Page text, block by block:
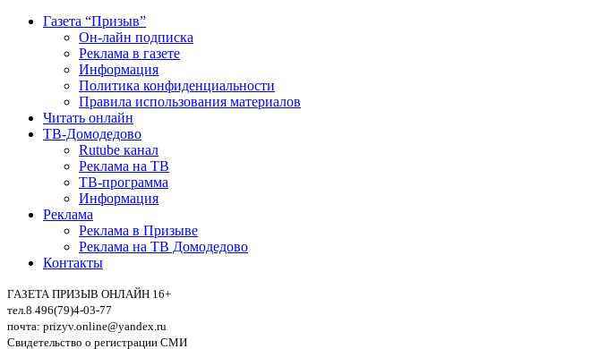
Газета “Призыв”
Он-лайн подписка
Реклама в газете
Информация
Политика конфиденциальности
Правила использования материалов
Читать онлайн
ТВ-Домодедово
Rutube канал
Реклама на ТВ
ТВ-программа
Информация
Реклама
Реклама в Призыве
Реклама на ТВ Домодедово
Контакты
ГАЗЕТА ПРИЗЫВ ОНЛАЙН 16+
тел.8 496(79)4-03-77
почта: prizyv.online@yandex.ru
Свидетельство о регистрации СМИ